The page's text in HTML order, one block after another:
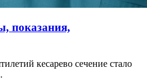
показания,
кесарево сечение стало